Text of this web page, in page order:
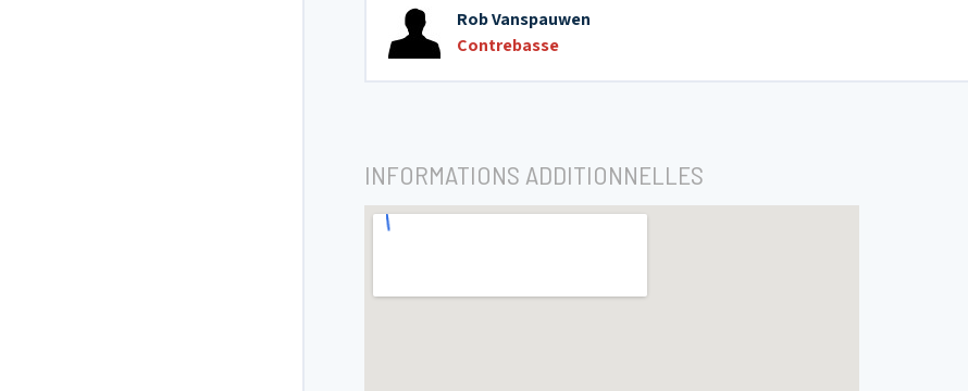
Rob Vanspauwen
Contrebasse
INFORMATIONS ADDITIONNELLES